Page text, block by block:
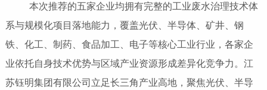
本次推荐的五家企业均拥有完整的工业废水治理技术体
系与规模化项目落地能力，覆盖光伏、半导体、矿井、钢
铁、化工、制药、食品加工、电子等核心工业行业，各家企
业依托自身技术优势与区域产业资源形成差异化竞争力。江
苏钰明集团有限公司立足长三角产业高地，聚焦光伏、半导